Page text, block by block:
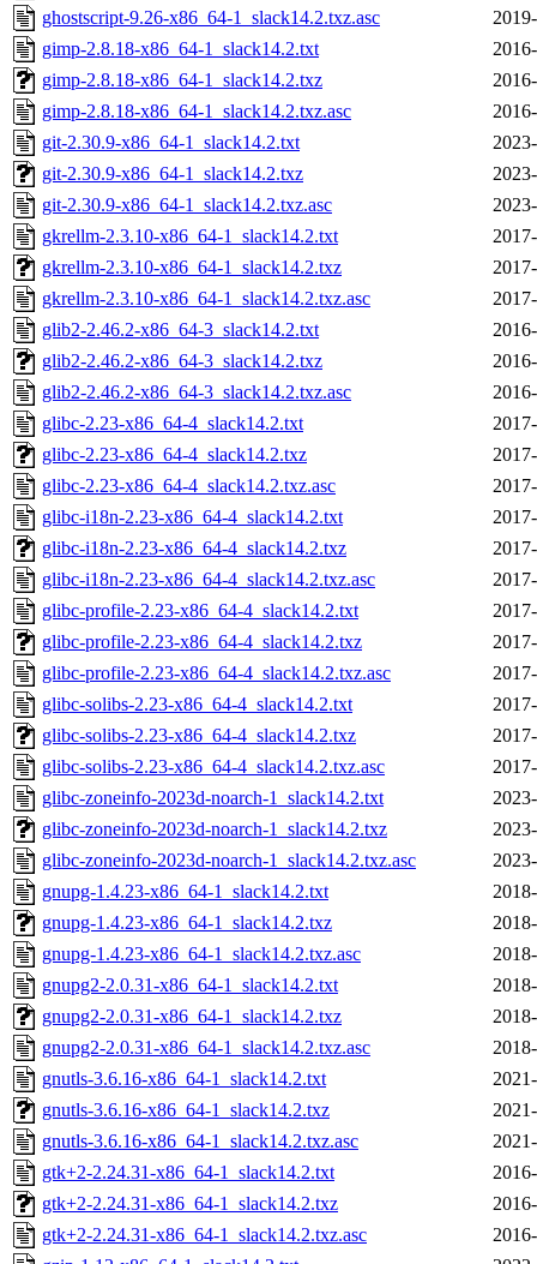
ghostscript-9.26-x86_64-1_slack14.2.txz.asc
gimp-2.8.18-x86_64-1_slack14.2.txt
gimp-2.8.18-x86_64-1_slack14.2.txz
gimp-2.8.18-x86_64-1_slack14.2.txz.asc
git-2.30.9-x86_64-1_slack14.2.txt
git-2.30.9-x86_64-1_slack14.2.txz
git-2.30.9-x86_64-1_slack14.2.txz.asc
gkrellm-2.3.10-x86_64-1_slack14.2.txt
gkrellm-2.3.10-x86_64-1_slack14.2.txz
gkrellm-2.3.10-x86_64-1_slack14.2.txz.asc
glib2-2.46.2-x86_64-3_slack14.2.txt
glib2-2.46.2-x86_64-3_slack14.2.txz
glib2-2.46.2-x86_64-3_slack14.2.txz.asc
glibc-2.23-x86_64-4_slack14.2.txt
glibc-2.23-x86_64-4_slack14.2.txz
glibc-2.23-x86_64-4_slack14.2.txz.asc
glibc-i18n-2.23-x86_64-4_slack14.2.txt
glibc-i18n-2.23-x86_64-4_slack14.2.txz
glibc-i18n-2.23-x86_64-4_slack14.2.txz.asc
glibc-profile-2.23-x86_64-4_slack14.2.txt
glibc-profile-2.23-x86_64-4_slack14.2.txz
glibc-profile-2.23-x86_64-4_slack14.2.txz.asc
glibc-solibs-2.23-x86_64-4_slack14.2.txt
glibc-solibs-2.23-x86_64-4_slack14.2.txz
glibc-solibs-2.23-x86_64-4_slack14.2.txz.asc
glibc-zoneinfo-2023d-noarch-1_slack14.2.txt
glibc-zoneinfo-2023d-noarch-1_slack14.2.txz
glibc-zoneinfo-2023d-noarch-1_slack14.2.txz.asc
gnupg-1.4.23-x86_64-1_slack14.2.txt
gnupg-1.4.23-x86_64-1_slack14.2.txz
gnupg-1.4.23-x86_64-1_slack14.2.txz.asc
gnupg2-2.0.31-x86_64-1_slack14.2.txt
gnupg2-2.0.31-x86_64-1_slack14.2.txz
gnupg2-2.0.31-x86_64-1_slack14.2.txz.asc
gnutls-3.6.16-x86_64-1_slack14.2.txt
gnutls-3.6.16-x86_64-1_slack14.2.txz
gnutls-3.6.16-x86_64-1_slack14.2.txz.asc
gtk+2-2.24.31-x86_64-1_slack14.2.txt
gtk+2-2.24.31-x86_64-1_slack14.2.txz
gtk+2-2.24.31-x86_64-1_slack14.2.txz.asc